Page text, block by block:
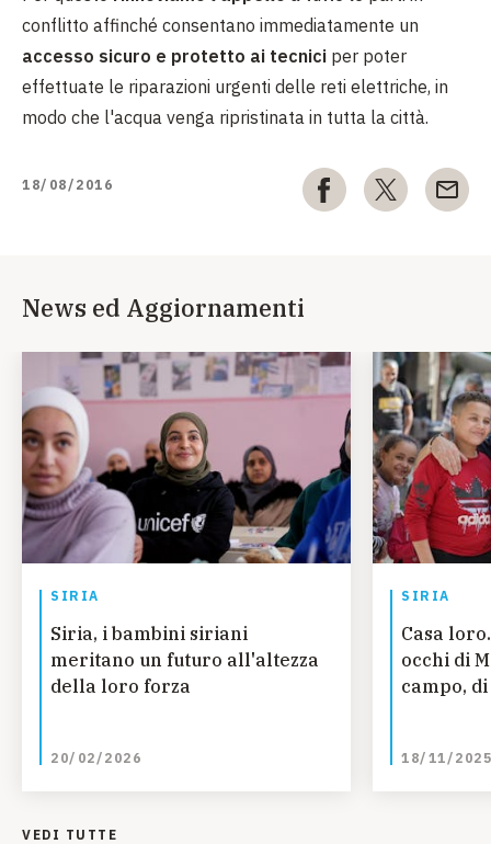
conflitto affinché consentano immediatamente un
accesso sicuro e protetto ai tecnici per poter
effettuate le riparazioni urgenti delle reti elettriche, in
modo che l'acqua venga ripristinata in tutta la città.
18/08/2016
News ed Aggiornamenti
SIRIA
Siria, i bambini siriani
meritano un futuro all'altezza
della loro forza
20/02/2026
SIRIA
Casa
occhi di
campo,
18/11/2025
VEDI TUTTE